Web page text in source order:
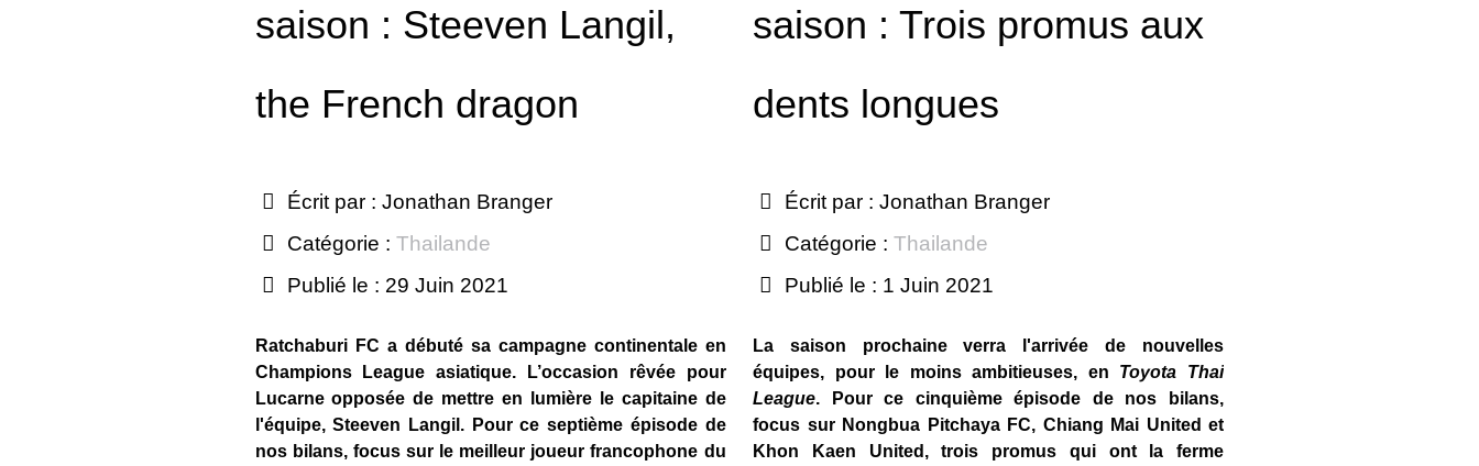
saison : Steeven Langil,
the French dragon
Écrit par : Jonathan Branger
Catégorie : Thailande
Publié le : 29 Juin 2021
Ratchaburi FC a débuté sa campagne continentale en
Champions League asiatique. L’occasion rêvée pour
Lucarne opposée de mettre en lumière le capitaine de
l'équipe, Steeven Langil. Pour ce septième épisode de
nos bilans, focus sur le meilleur joueur francophone du
saison : Trois promus aux
dents longues
Écrit par : Jonathan Branger
Catégorie : Thailande
Publié le : 1 Juin 2021
La saison prochaine verra l'arrivée de nouvelles
équipes, pour le moins ambitieuses, en Toyota Thai
League. Pour ce cinquième épisode de nos bilans,
focus sur Nongbua Pitchaya FC, Chiang Mai United et
Khon Kaen United, trois promus qui ont la ferme